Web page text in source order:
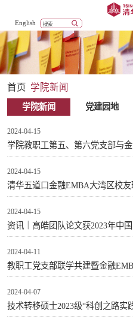
English
首页 学院新闻
学院新闻 党建园地
2024-04-15
学院教职工第五、第六党支部与金
2024-04-15
清华五道口金融EMBA大湾区校友
2024-04-15
资讯｜高皓团队论文获2023年中国
2024-04-11
教职工党支部联学共建暨金融
2024-04-07
技术转移硕士2023级“科创之路实